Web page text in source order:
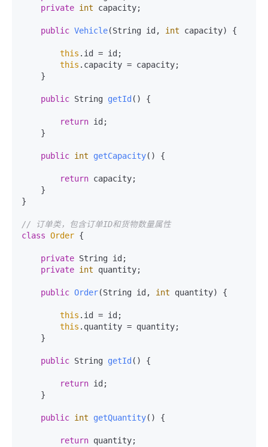
private int capacity;
public Vehicle(String id, int capacity) {
this .id = id;
this .capacity = capacity;
public String getId () {
return id;
public int getCapacity() {
return capacity;
}
// 订单类，包含订单ID和货物数量属性
class Order {
private String id;
private int quantity;
public Order(String id, int quantity) {
this .id = id;
this .quantity = quantity;
public String getId () {
return id;
public int getQuantity() {
return quantity;